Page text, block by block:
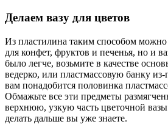
Делаем вазу для цветов
Из пластилина таким способом можно
для конфет, фруктов и печенья, но и
было легче, возьмите в качестве
ведерко, или пластмассовую банку
вам понадобится половинка
Обмажьте все эти предметы
верхнюю, узкую часть цветочной
делать дальше вы уже знаете.